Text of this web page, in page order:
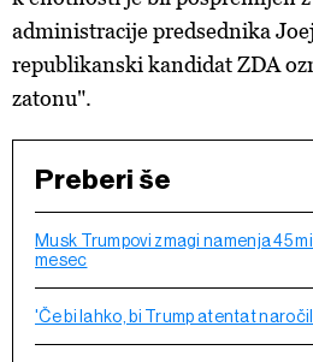
administracije predsednika
republikanski kandidat ZDA
zatonu".
Preberi še
Musk Trumpovi zmagi namenja 45
mesec
'Če bi lahko, bi Trump atentat